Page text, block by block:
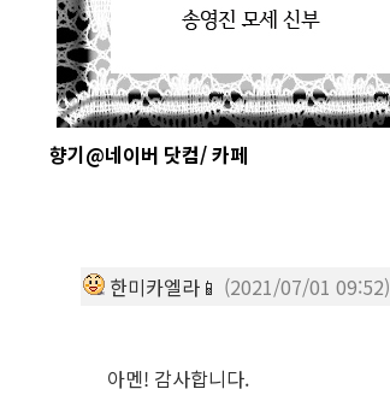
향기@네이버 닷컴/ 카페
한미카엘라📱 (2021/07/01 09:52)
아멘! 감사합니다.